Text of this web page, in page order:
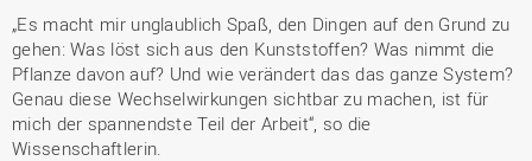
„Es macht mir unglaublich Spaß, den Dingen auf den Grund zu
gehen: Was löst sich aus den Kunststoffen? Was nimmt die
Pflanze davon auf? Und wie verändert das das ganze System?
Genau diese Wechselwirkungen sichtbar zu machen, ist für
mich der spannendste Teil der Arbeit“, so die
Wissenschaftlerin.